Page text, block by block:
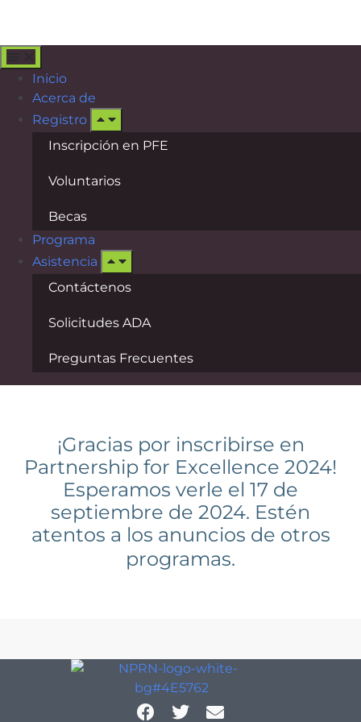
Inicio
Acerca de
Registro
Inscripción en PFE
Voluntarios
Becas
Programa
Asistencia
Contáctenos
Solicitudes ADA
Preguntas Frecuentes
¡Gracias por inscribirse en
Partnership for Excellence 2024!
Esperamos verle el 17 de
septiembre de 2024. Estén
atentos a los anuncios de otros
programas.